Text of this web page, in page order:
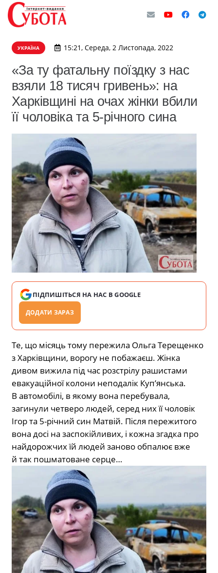
УКРАЇНА 15:21, Середа, 2 Листопада, 2022
«За ту фатальну поїздку з нас
взяли 18 тисяч гривень»: на
Харківщині на очах жінки вбили
її чоловіка та 5-річного сина
ПІДПИШІТЬСЯ НА НАС В GOOGLE
ДОДАТИ ЗАРАЗ
Те, що місяць тому пережила Ольга Терещенко
з Харківщини, ворогу не побажаєш. Жінка
дивом вижила під час розстрілу рашистами
евакуаційної колони неподалік Куп’янська.
В автомобілі, в якому вона перебувала,
загинули четверо людей, серед них її чоловік
Ігор та 5-річний син Матвій. Після пережитого
вона досі на заспокійливих, і кожна згадка про
найдорожчих їй людей заново обпалює вже
й так пошматоване серце…